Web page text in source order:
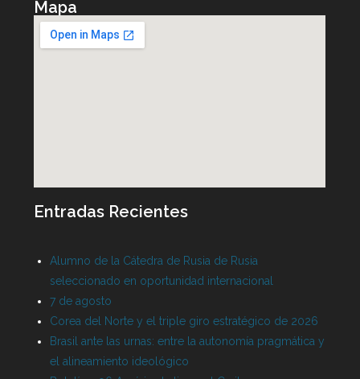
Mapa
Entradas Recientes
Alumno de la Cátedra de Rusia de Rusia
seleccionado en oportunidad internacional
7 de agosto
Corea del Norte y el triple giro estratégico de 2026
Brasil ante las urnas: entre la autonomía pragmática y
el alineamiento ideológico